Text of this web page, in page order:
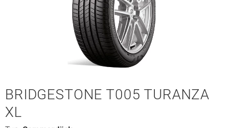
BRIDGESTONE T005 TURANZA
XL